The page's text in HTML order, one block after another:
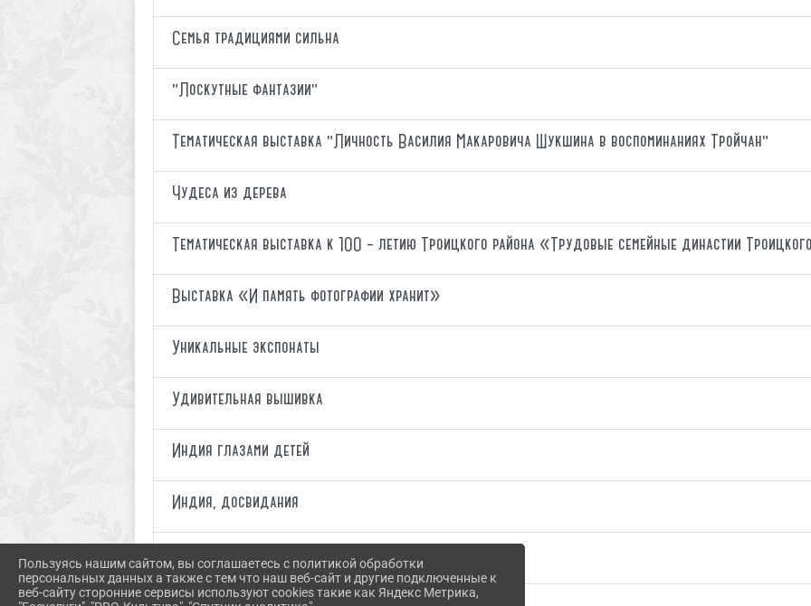
Семья традициями сильна
"Лоскутные фантазии"
Тематическая выставка "Личность Василия Макаровича Шукшина в воспоминаниях Тройчан"
Чудеса из дерева
Тематическая выставка к 100 – летию Троицкого района «Трудовые семейные династии
Выставка «И память фотографии хранит»
Уникальные экспонаты
Удивительная вышивка
Индия глазами детей
Индия, досвидания
Пользуясь нашим сайтом, вы соглашаетесь с политикой обработки
персональных данных а также с тем что наш веб-сайт и другие подключенные к
веб-сайту сторонние сервисы используют cookies такие как Яндекс Метрика,